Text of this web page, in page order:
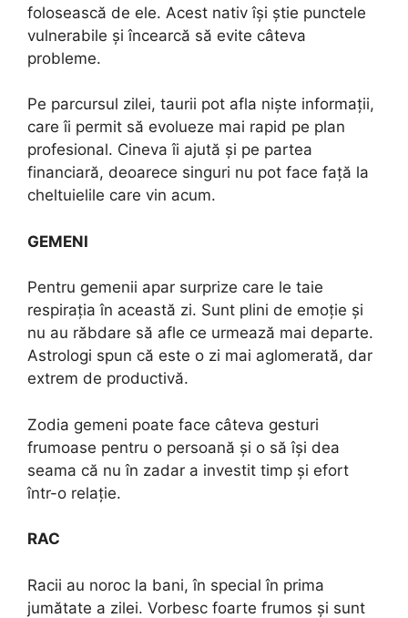
folosească de ele. Acest nativ își știe punctele
vulnerabile și încearcă să evite câteva
probleme.
Pe parcursul zilei, taurii pot afla niște informații,
care îi permit să evolueze mai rapid pe plan
profesional. Cineva îi ajută și pe partea
financiară, deoarece singuri nu pot face față la
cheltuielile care vin acum.
GEMENI
Pentru gemenii apar surprize care le taie
respirația în această zi. Sunt plini de emoție și
nu au răbdare să afle ce urmează mai departe.
Astrologi spun că este o zi mai aglomerată, dar
extrem de productivă.
Zodia gemeni poate face câteva gesturi
frumoase pentru o persoană și o să își dea
seama că nu în zadar a investit timp și efort
într-o relație.
RAC
Racii au noroc la bani, în special în prima
jumătate a zilei. Vorbesc foarte frumos și sunt